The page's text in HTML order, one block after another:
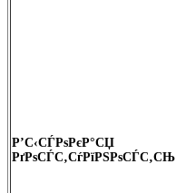
Р’С‹СЃРѕРєР°СЏ
РґРѕСЃС‚СѓРїРЅРѕСЃС‚СЊ